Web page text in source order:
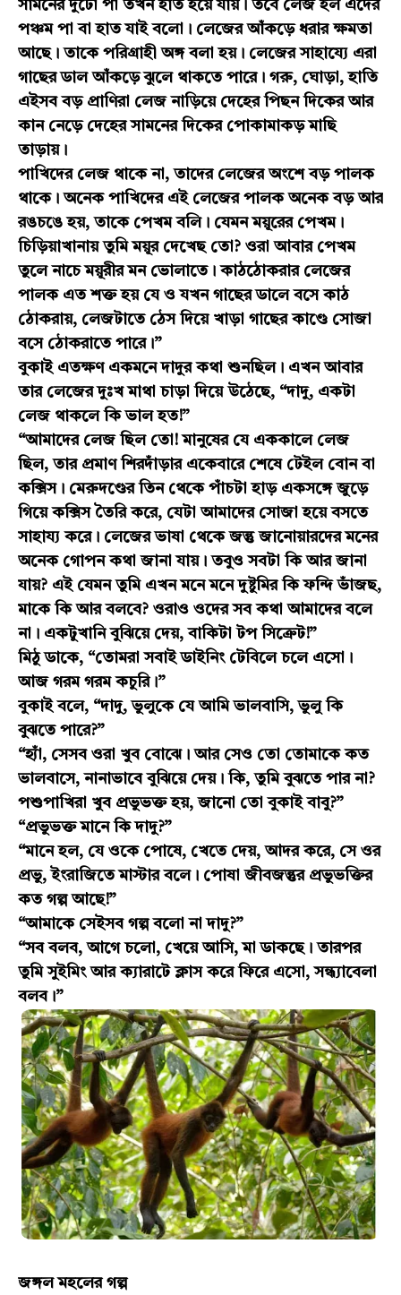
সামনের দুটো পা তখন হাত হয়ে যায়। তবে লেজ হল এদের
পঞ্চম পা বা হাত যাই বলো। লেজের আঁকড়ে ধরার ক্ষমতা
আছে। তাকে পরিগ্রাহী অঙ্গ বলা হয়। লেজের সাহায্যে এরা
গাছের ডাল আঁকড়ে ঝুলে থাকতে পারে। গরু, ঘোড়া, হাতি
এইসব বড় প্রাণিরা লেজ নাড়িয়ে দেহের পিছন দিকের আর
কান নেড়ে দেহের সামনের দিকের পোকামাকড় মাছি
তাড়ায়।
পাখিদের লেজ থাকে না, তাদের লেজের অংশে বড় পালক
থাকে। অনেক পাখিদের এই লেজের পালক অনেক বড় আর
রঙচঙে হয়, তাকে পেখম বলি। যেমন ময়ূরের পেখম।
চিড়িয়াখানায় তুমি ময়ূর দেখেছ তো? ওরা আবার পেখম
তুলে নাচে ময়ূরীর মন ভোলাতে। কাঠঠোকরার লেজের
পালক এত শক্ত হয় যে ও যখন গাছের ডালে বসে কাঠ
ঠোকরায়, লেজটাতে ঠেস দিয়ে খাড়া গাছের কাণ্ডে সোজা
বসে ঠোকরাতে পারে।”
বুকাই এতক্ষণ একমনে দাদুর কথা শুনছিল। এখন আবার
তার লেজের দুঃখ মাথা চাড়া দিয়ে উঠেছে, “দাদু, একটা
লেজ থাকলে কি ভাল হত!”
“আমাদের লেজ ছিল তো! মানুষের যে এককালে লেজ
ছিল, তার প্রমাণ শিরদাঁড়ার একেবারে শেষে টেইল বোন বা
কক্সিস। মেরুদণ্ডের তিন থেকে পাঁচটা হাড় একসঙ্গে জুড়ে
গিয়ে কক্সিস তৈরি করে, যেটা আমাদের সোজা হয়ে বসতে
সাহায্য করে। লেজের ভাষা থেকে জন্তু জানোয়ারদের মনের
অনেক গোপন কথা জানা যায়। তবুও সবটা কি আর জানা
যায়? এই যেমন তুমি এখন মনে মনে দুষ্টুমির কি ফন্দি ভাঁজছ,
মাকে কি আর বলবে? ওরাও ওদের সব কথা আমাদের বলে
না। একটুখানি বুঝিয়ে দেয়, বাকিটা টপ সিক্রেট!”
মিঠু ডাকে, “তোমরা সবাই ডাইনিং টেবিলে চলে এসো।
আজ গরম গরম কচুরি।”
বুকাই বলে, “দাদু, ভুলুকে যে আমি ভালবাসি, ভুলু কি
বুঝতে পারে?”
“হ্যাঁ, সেসব ওরা খুব বোঝে। আর সেও তো তোমাকে কত
ভালবাসে, নানাভাবে বুঝিয়ে দেয়। কি, তুমি বুঝতে পার না?
পশুপাখিরা খুব প্রভুভক্ত হয়, জানো তো বুকাই বাবু?”
“প্রভুভক্ত মানে কি দাদু?”
“মানে হল, যে ওকে পোষে, খেতে দেয়, আদর করে, সে ওর
প্রভু, ইংরাজিতে মাস্টার বলে। পোষা জীবজন্তুর প্রভুভক্তির
কত গল্প আছে!”
“আমাকে সেইসব গল্প বলো না দাদু?”
“সব বলব, আগে চলো, খেয়ে আসি, মা ডাকছে। তারপর
তুমি সুইমিং আর ক্যারাটে ক্লাস করে ফিরে এসো, সন্ধ্যাবেলা
বলব।”
জঙ্গল মহলের গল্প